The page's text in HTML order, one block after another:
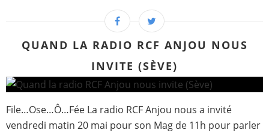
QUAND LA RADIO RCF ANJOU NOUS
INVITE (SÈVE)
File…Ose…Ô…Fée La radio RCF Anjou nous a invité
vendredi matin 20 mai pour son Mag de 11h pour parler